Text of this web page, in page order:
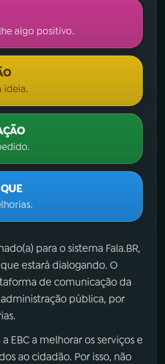
algo positivo.
ideia.
para o sistema Fala.BR,
estará dialogando. O
de comunicação da
pública, por
EBC a melhorar os serviços e
ao cidadão. Por isso, não